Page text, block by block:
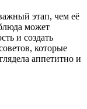
этап, чем её
может
и создать
которые
аппетитно и